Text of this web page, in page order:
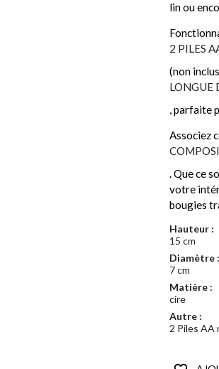
lin ou
2 PILES
(non
LONGUE
, parfaite
Associez
. Que ce
votre
bougies
Hauteur :
15 cm
Diamètre :
7 cm
Matière :
cire
Autre :
2 Piles AA